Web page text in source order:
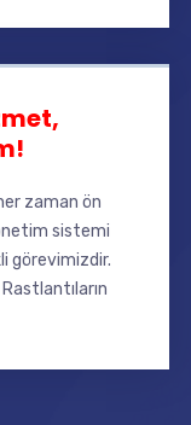
zaman ön
sistemi
görevimizdir.